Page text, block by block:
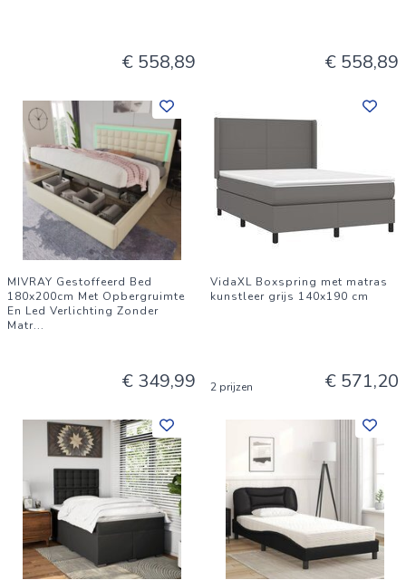
€ 558,89 € 558,89
MIVRAY Gestoffeerd Bed
180x200cm Met Opbergruimte
En Led Verlichting Zonder
Matr...
€ 349,99
VidaXL Boxspring met matras
kunstleer grijs 140x190 cm
2 prijzen € 571,20